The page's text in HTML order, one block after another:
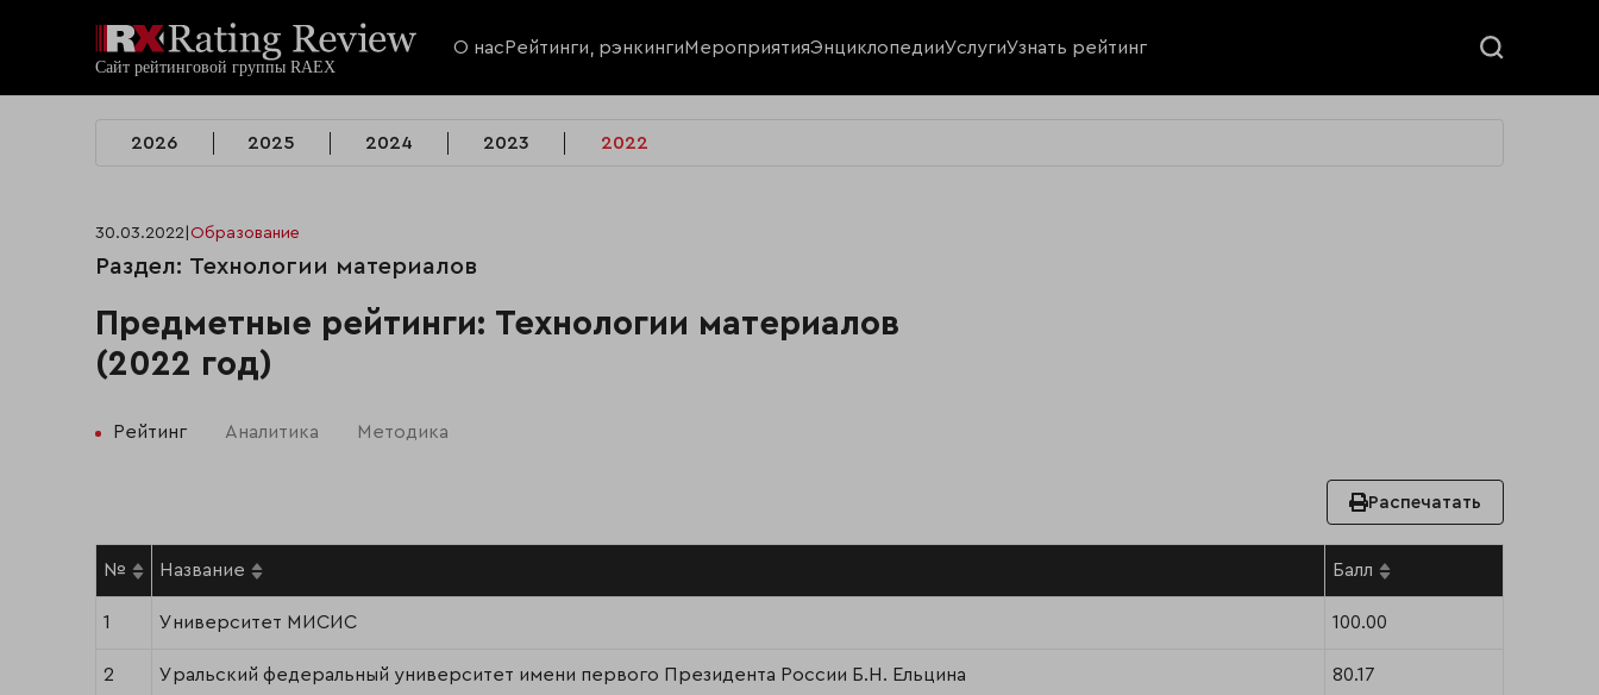
О нас Рейтинги, рэнкингиМероприятияЭнциклопедииУслугиУзнать рейтинг
2026 2025 2024 2023 2022
30.03.2022 Образование
Раздел: Технологии материалов
Предметные рейтинги: Технологии материалов
(2022 год)
Рейтинг Аналитика Методика
Распечатать
№ Название Балл
1 Университет МИСИС 100.00
2 Уральский федеральный университет имени первого Президента России Б.Н. Ельцина 80.17